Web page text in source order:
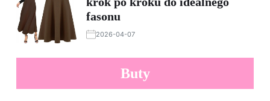
fasonu
2026-04-07
Buty